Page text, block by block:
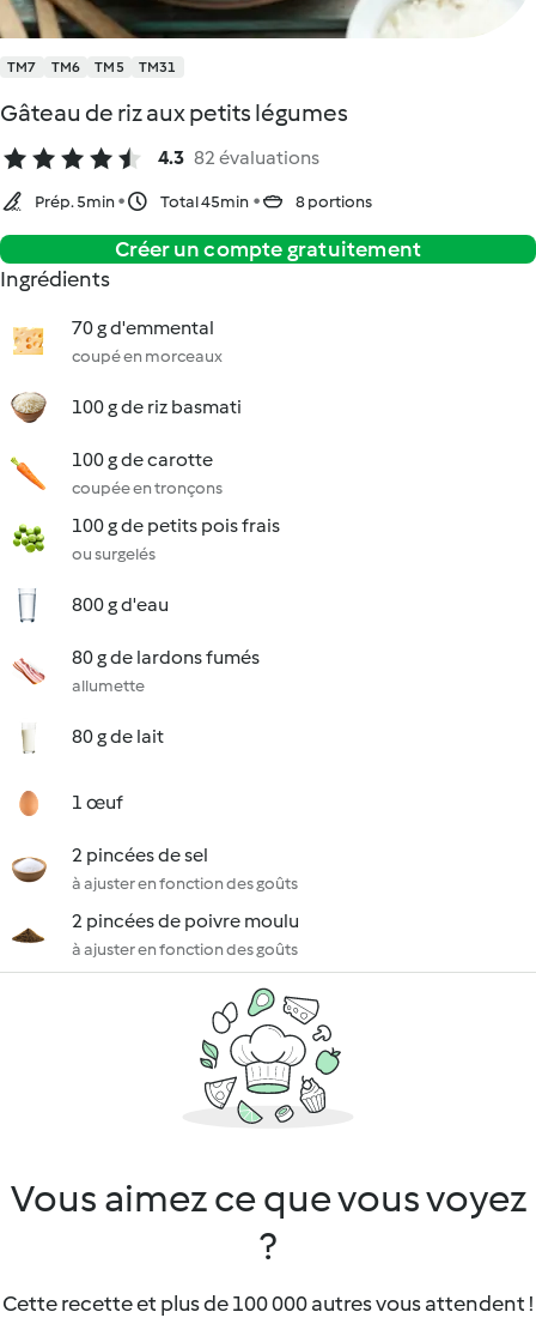
TM7 TM6 TM5 TM31
Gâteau de riz aux petits légumes
4.3 82 évaluations
Prép. 5min Total 45min 8 portions
Créer un compte gratuitement
Ingrédients
70 g d'emmental
coupé en morceaux
100 g de riz basmati
100 g de carotte
coupée en tronçons
100 g de petits pois frais
ou surgelés
800 g d'eau
80 g de lardons fumés
allumette
80 g de lait
1 œuf
2 pincées de sel
à ajuster en fonction des goûts
2 pincées de poivre moulu
à ajuster en fonction des goûts
Vous aimez ce que vous voyez
?
Cette recette et plus de 100 000 autres vous attendent !